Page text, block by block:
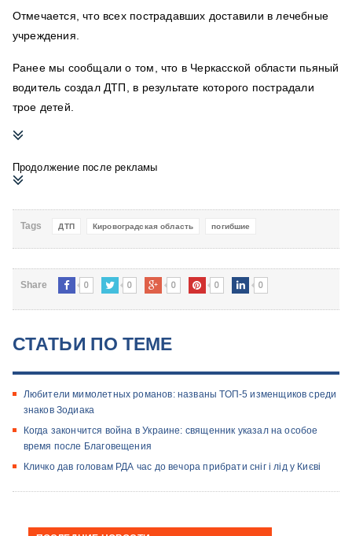
Отмечается, что всех пострадавших доставили в лечебные
учреждения.
Ранее мы сообщали о том, что в Черкасской области пьяный
водитель создал ДТП, в результате которого пострадали
трое детей.
Продолжение после рекламы
Tags ДТП Кировоградская область погибшие
Share 0 0 0 0 0
СТАТЬИ ПО ТЕМЕ
Любители мимолетных романов: названы ТОП-5 изменщиков среди
знаков Зодиака
Когда закончится война в Украине: священник указал на особое
время после Благовещения
Кличко дав головам РДА час до вечора прибрати сніг і лід у Києві